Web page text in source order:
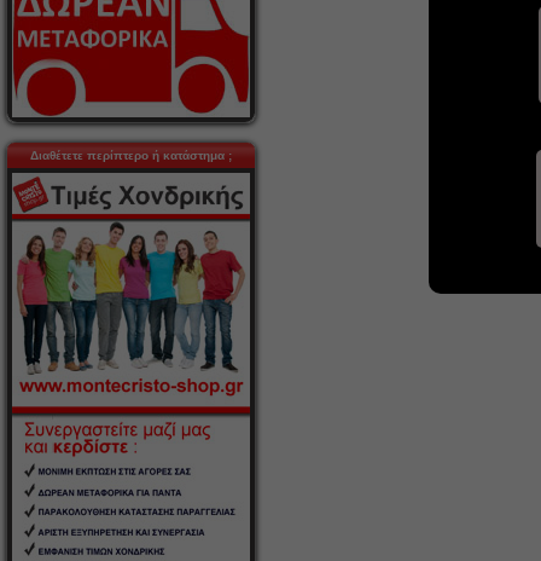
Διαθέτετε περίπτερο ή κατάστημα ;